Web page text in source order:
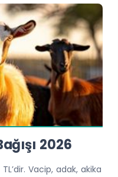
2026
Vacip, adak, akika